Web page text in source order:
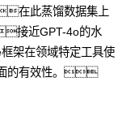
在此蒸馏数据集上
接近GPT-4o的水
架在领域特定工具使
面的有效性。